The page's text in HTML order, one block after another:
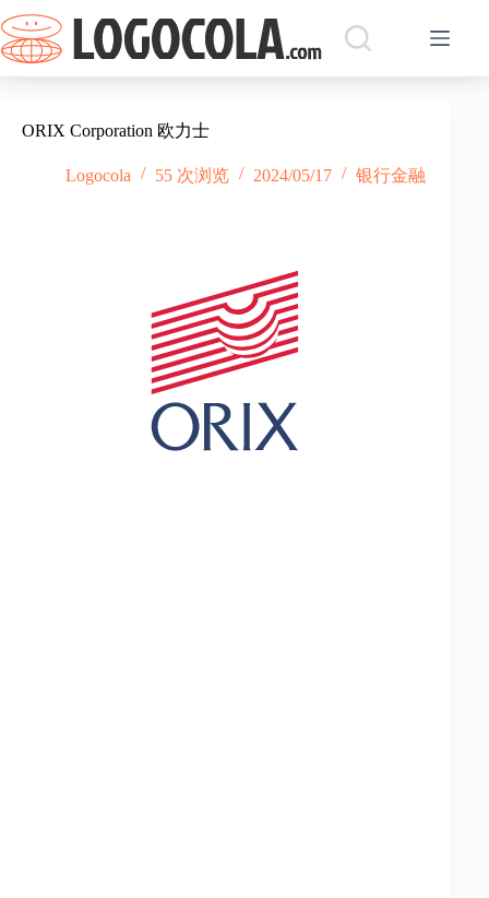
过
内
容
ORIX Corporation 欧力士
Logocola 55 次浏览 2024/05/17 银行金融